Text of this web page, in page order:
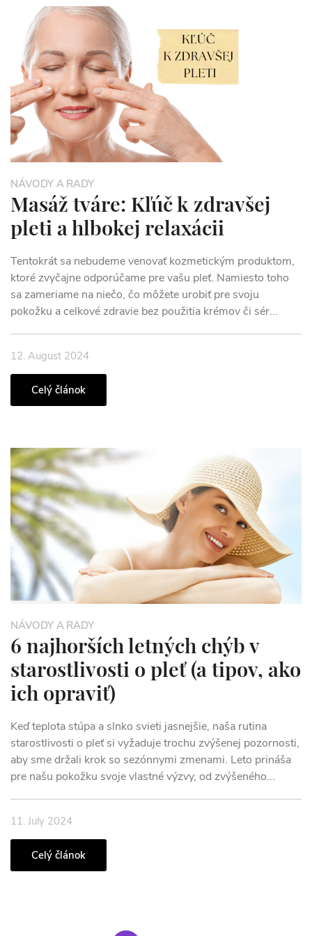
NÁVODY A RADY
Masáž tváre: Kľúč k zdravšej
pleti a hlbokej relaxácii
Tentokrát sa nebudeme venovať kozmetickým produktom,
ktoré zvyčajne odporúčame pre vašu pleť. Namiesto toho
sa zameriame na niečo, čo môžete urobiť pre svoju
pokožku a celkové zdravie bez použitia krémov či sér...
12. August 2024
Celý článok
NÁVODY A RADY
6 najhorších letných chýb v
starostlivosti o pleť (a tipov, ako
ich opraviť)
Keď teplota stúpa a slnko svieti jasnejšie, naša rutina
starostlivosti o pleť si vyžaduje trochu zvýšenej pozornosti,
aby sme držali krok so sezónnymi zmenami. Leto prináša
pre našu pokožku svoje vlastné výzvy, od zvýšeného...
11. July 2024
Celý článok